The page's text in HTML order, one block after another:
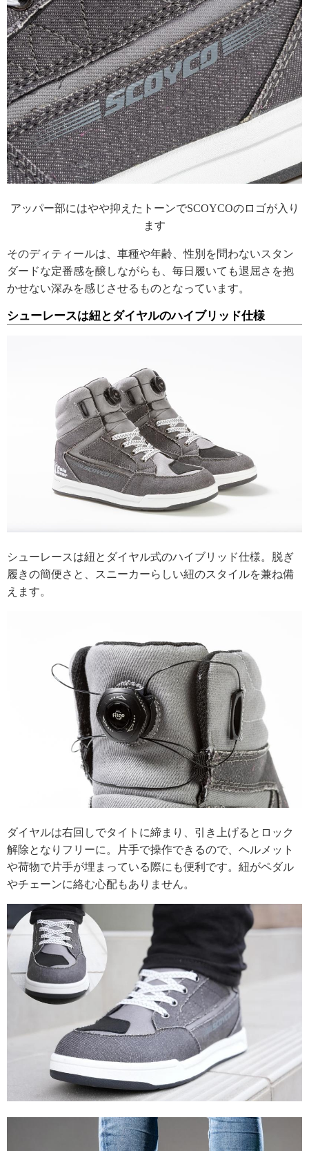
アッパー部にはやや抑えたトーンでSCOYCOのロゴが入り
ます
そのディティールは、車種や年齢、性別を問わないスタン
ダードな定番感を醸しながらも、毎日履いても退屈さを抱
かせない深みを感じさせるものとなっています。
シューレースは紐とダイヤルのハイブリッド仕様
シューレースは紐とダイヤル式のハイブリッド仕様。脱ぎ
履きの簡便さと、スニーカーらしい紐のスタイルを兼ね備
えます。
ダイヤルは右回しでタイトに締まり、引き上げるとロック
解除となりフリーに。片手で操作できるので、ヘルメット
や荷物で片手が埋まっている際にも便利です。紐がペダル
やチェーンに絡む心配もありません。